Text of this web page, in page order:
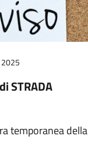
2025
STRADA
temporanea della